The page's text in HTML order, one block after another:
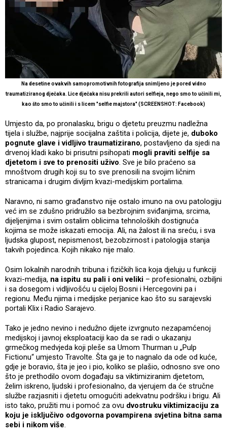
Na desetine ovakvih samopromotivnih fotografija snimljeno je pored vidno
traumatiziranog dječaka. Lice dječaka nisu prekrili autori selfieja, nego smo to učinili mi,
kao što smo to učinili i s licem "selfie majstora" (SCREENSHOT: Facebook)
Umjesto da, po pronalasku, brigu o djetetu preuzmu nadležna
tijela i službe, najprije socijalna zaštita i policija, dijete je, duboko
pognute glave i vidljivo traumatizirano, postavljeno da sjedi na
drvenoj kladi kako bi prisutni psihopati mogli praviti selfije sa
djetetom i sve to prenositi uživo. Sve je bilo praćeno sa
mnoštvom drugih koji su to sve prenosili na svojim ličnim
stranicama i drugim divljim kvazi-medijskim portalima.
Naravno, ni samo građanstvo nije ostalo imuno na ovu patologiju
već im se zdušno pridružilo sa bezbrojnim sviđanjima, srcima,
dijeljenjima i svim ostalim oblicima tehnoloških dostignuća
kojima se može iskazati emocija. Ali, na žalost ili na sreću, i sva
ljudska glupost, nepismenost, bezobzirnost i patologija stanja
takvih pojedinca. Kojih nikako nije malo.
Osim lokalnih narodnih tribuna i fizičkih lica koja djeluju u funkciji
kvazi-medija, na ispitu su pali i oni veliki – profesionalni, ozbiljni
i sa dosegom i vidljivošću u cijeloj Bosni i Hercegovini pa i
regionu. Među njima i medijske perjanice kao što su sarajevski
portali Klix i Radio Sarajevo.
Tako je jedno nevino i nedužno dijete izvrgnuto nezapamćenoj
medijskoj i javnoj eksploataciji kao da se radi o ukazanju
grmečkog medvjeda koji pleše sa Umom Thurman u „Pulp
Fictionu“ umjesto Travolte. Šta ga je to nagnalo da ode od kuće,
gdje je boravio, šta je jeo i pio, koliko se plašio, odnosno sve ono
što je prethodilo ovom događaju sa viktimiziranim djetetom,
želim iskreno, ljudski i profesionalno, da vjerujem da će stručne
službe razjasniti i djetetu omogućiti adekvatnu podršku i brigu. Ali
isto tako, pružiti mu i pomoć za ovu dvostruku viktimizaciju za
koju je isključivo odgovorna povampirena svjetina bitna sama
sebi i nikom više.